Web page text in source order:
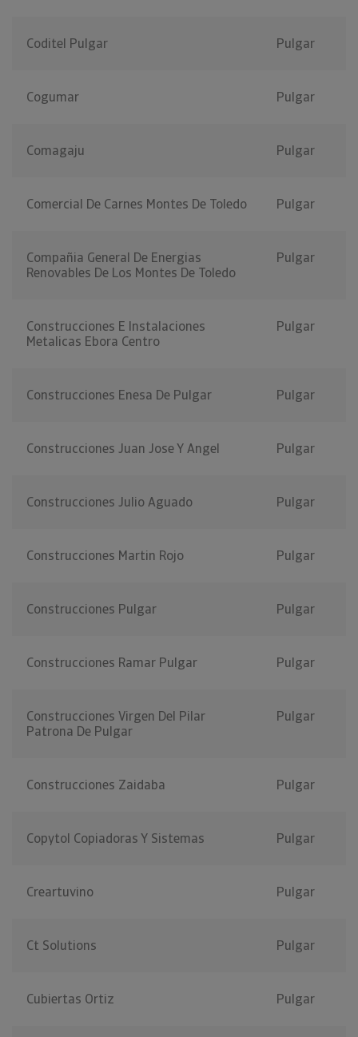
Coditel Pulgar Pulgar
Cogumar Pulgar
Comagaju Pulgar
Comercial De Carnes Montes De Toledo Pulgar
Compañia General De Energias
Renovables De Los Montes De Toledo
Pulgar
Construcciones E Instalaciones
Metalicas Ebora Centro
Pulgar
Construcciones Enesa De Pulgar Pulgar
Construcciones Juan Jose Y Angel Pulgar
Construcciones Julio Aguado Pulgar
Construcciones Martin Rojo Pulgar
Construcciones Pulgar Pulgar
Construcciones Ramar Pulgar Pulgar
Construcciones Virgen Del Pilar
Patrona De Pulgar
Pulgar
Construcciones Zaidaba Pulgar
Copytol Copiadoras Y Sistemas Pulgar
Creartuvino Pulgar
Ct Solutions Pulgar
Cubiertas Ortiz Pulgar